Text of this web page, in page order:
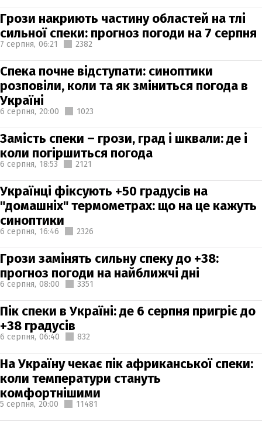
Грози накриють частину областей на тлі
сильної спеки: прогноз погоди на 7 серпня
7 серпня, 06:21 2382
Спека почне відступати: синоптики
розповіли, коли та як зміниться погода в
Україні
6 серпня, 20:00 1023
Замість спеки – грози, град і шквали: де і
коли погіршиться погода
6 серпня, 18:53 2121
Українці фіксують +50 градусів на
"домашніх" термометрах: що на це кажуть
синоптики
6 серпня, 16:46 2326
Грози замінять сильну спеку до +38:
прогноз погоди на найближчі дні
6 серпня, 08:00 3351
Пік спеки в Україні: де 6 серпня пригріє до
+38 градусів
6 серпня, 06:40 832
На Україну чекає пік африканської спеки:
коли температури стануть
комфортнішими
5 серпня, 20:00 11481